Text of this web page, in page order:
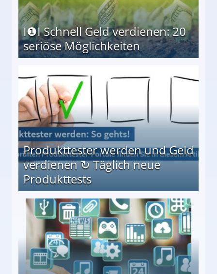
I❶I Schnell Geld verdienen: 20
seriöse Möglichkeiten
Produkttester werden und Geld
verdienen ↻ Täglich neue
Produkttests
↻ Täglich neue Produkttests